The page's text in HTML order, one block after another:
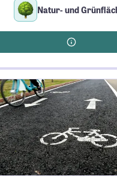
Natur- und